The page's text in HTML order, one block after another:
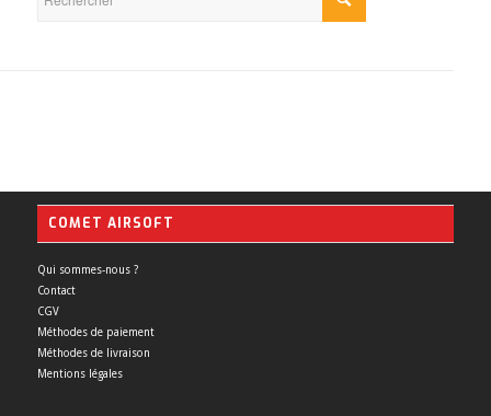
COMET AIRSOFT
Qui sommes-nous ?
Contact
CGV
Méthodes de paiement
Méthodes de livraison
Mentions légales